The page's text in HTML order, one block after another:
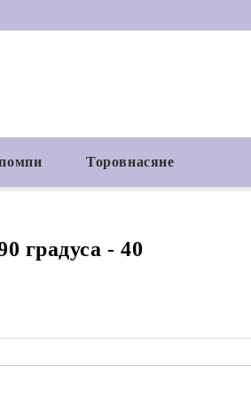
Торовнасяне
градуса - 40